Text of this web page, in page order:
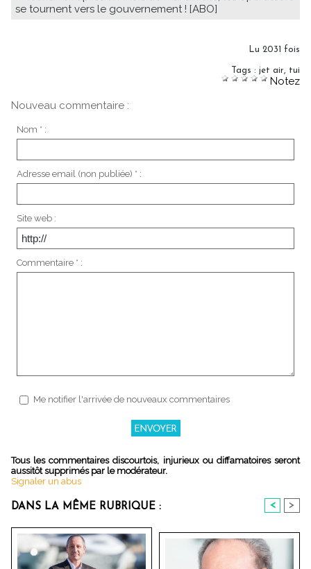
se tournent vers le gouvernement ! [ABO]
Lu 2031 fois
Tags : jet air tui
Notez
Nouveau commentaire :
Nom * :
Adresse email (non publiée) * :
Site web :
Commentaire * :
Me notifier l'arrivée de nouveaux commentaires
Tous les commentaires discourtois, injurieux ou diffamatoires seront
aussitôt supprimés par le modérateur.
Signaler un abus
DANS LA MÊME RUBRIQUE : < >